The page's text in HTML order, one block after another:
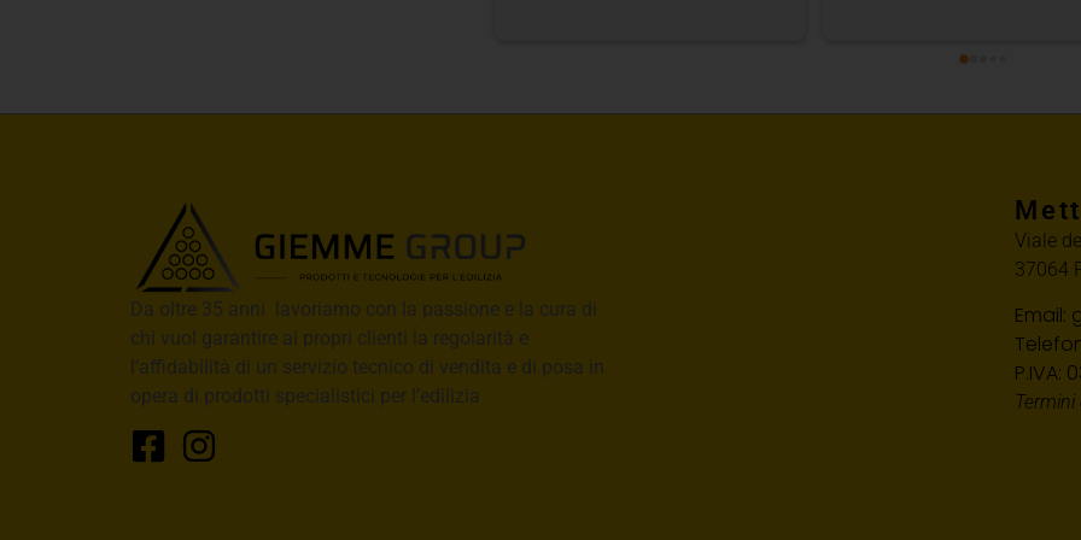
Da oltre 35 anni lavoriamo con la passione e la cura di
chi vuol garantire ai propri clienti la regolarità e
l’affidabilità di un servizio tecnico di vendita e di posa in
opera di prodotti specialistici per l’edilizia
Viale
37064
Email:
P.IVA: